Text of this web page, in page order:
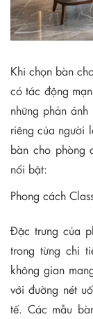
Khi chọn bàn
có tác động
những phản
riêng của người
bàn cho phòng
nổi bật:
Phong cách
Đặc trưng của
trong từng chi
không gian
với đường nét
tế. Các mẫu